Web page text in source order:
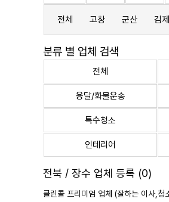
전체 고창 군산 김제
분류 별 업체 검색
전체
용달/화물운송
특수청소
인테리어
전북 / 장수 업체 등록 (0)
클린콜 프리미엄 업체 (잘하는 이사, 청